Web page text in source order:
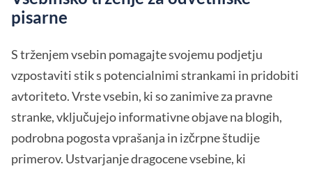
pisarne
S trženjem vsebin pomagajte svojemu podjetju
vzpostaviti stik s potencialnimi strankami in pridobiti
avtoriteto. Vrste vsebin, ki so zanimive za pravne
stranke, vključujejo informativne objave na blogih,
podrobna pogosta vprašanja in izčrpne študije
primerov. Ustvarjanje dragocene vsebine, ki